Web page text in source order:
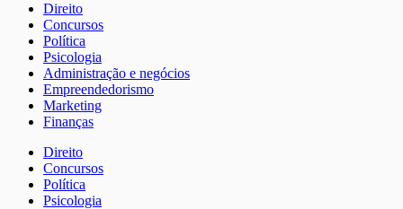
Direito
Concursos
Política
Psicologia
Administração e negócios
Empreendedorismo
Marketing
Finanças
Direito
Concursos
Política
Psicologia